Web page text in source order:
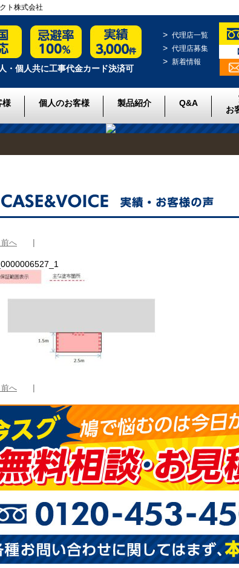
ト株式会社
・個人共に工事代金カード決済可
代理店一覧
代理店募集
新着情報
様 個人のお客様 製品紹介 Q&A
お
へ
へ